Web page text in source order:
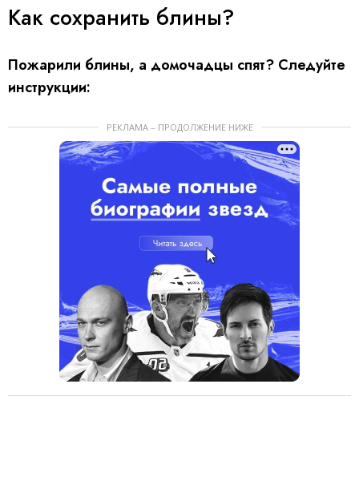
Как сохранить блины?
Пожарили блины, а домочадцы спят? Следуйте
инструкции:
РЕКЛАМА – ПРОДОЛЖЕНИЕ НИЖЕ